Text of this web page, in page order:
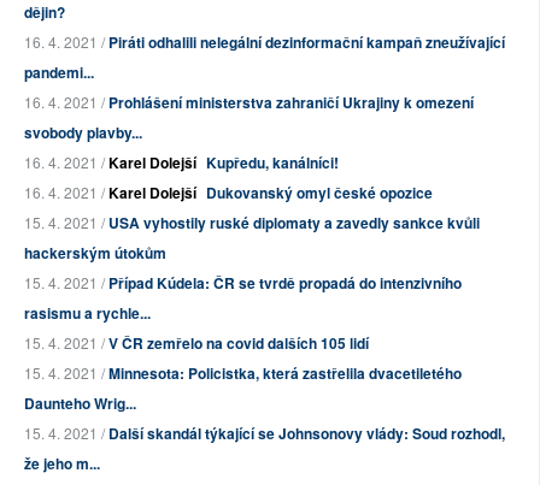
dějin?
16. 4. 2021 /Piráti odhalili nelegální dezinformační kampaň zneužívající
pandemi...
16. 4. 2021 /Prohlášení ministerstva zahraničí Ukrajiny k omezení
svobody plavby...
16. 4. 2021 /Karel Dolejší Kupředu, kanálníci!
16. 4. 2021 /Karel Dolejší Dukovanský omyl české opozice
15. 4. 2021 /USA vyhostily ruské diplomaty a zavedly sankce kvůli
hackerským útokům
15. 4. 2021 /Případ Kúdela: ČR se tvrdě propadá do intenzivního
rasismu a rychle...
15. 4. 2021 /V ČR zemřelo na covid dalších 105 lidí
15. 4. 2021 /Minnesota: Policistka, která zastřelila dvacetiletého
Daunteho Wrig...
15. 4. 2021 /Další skandál týkající se Johnsonovy vlády: Soud rozhodl,
že jeho m...